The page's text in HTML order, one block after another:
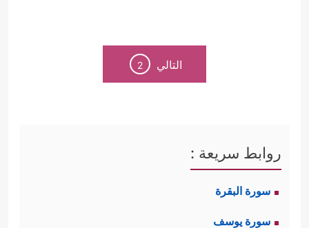
التالي 2
روابط سريعة :
سورة البقرة
سورة يوسف